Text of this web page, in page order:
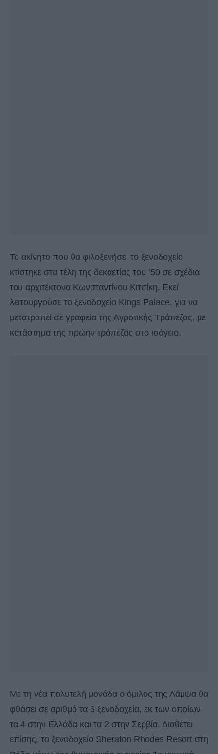
Το ακίνητο που θα φιλοξενήσει το ξενοδοχείο
κτίστηκε στα τέλη της δεκαετίας του ’50 σε σχέδια
του αρχιτέκτονα Κωνσταντίνου Κιτσίκη. Εκεί
λειτουργούσε το ξενοδοχείο Kings Palace, για να
μετατραπεί σε γραφεία της Αγροτικής Τράπεζας, με
κατάστημα της πρώην τράπεζας στο ισόγειο.
Με τη νέα πολυτελή μονάδα ο όμιλος της Λάμψα θα
φθάσει σε αριθμό τα 6 ξενοδοχεία, εκ των οποίων
τα 4 στην Ελλάδα και τα 2 στην Σερβία. Διαθέτει
επίσης, το ξενοδοχείο Sheraton Rhodes Resort στη